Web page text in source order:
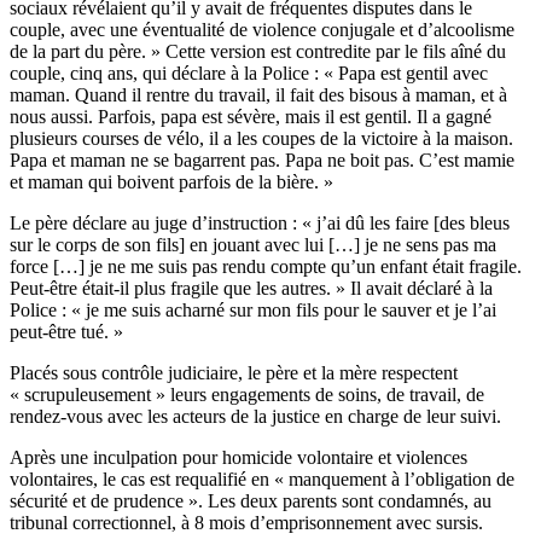
sociaux révélaient qu’il y avait de fréquentes disputes dans le
couple, avec une éventualité de violence conjugale et d’alcoolisme
de la part du père. » Cette version est contredite par le fils aîné du
couple, cinq ans, qui déclare à la Police : « Papa est gentil avec
maman. Quand il rentre du travail, il fait des bisous à maman, et à
nous aussi. Parfois, papa est sévère, mais il est gentil. Il a gagné
plusieurs courses de vélo, il a les coupes de la victoire à la maison.
Papa et maman ne se bagarrent pas. Papa ne boit pas. C’est mamie
et maman qui boivent parfois de la bière. »
Le père déclare au juge d’instruction : « j’ai dû les faire [des bleus
sur le corps de son fils] en jouant avec lui […] je ne sens pas ma
force […] je ne me suis pas rendu compte qu’un enfant était fragile.
Peut-être était-il plus fragile que les autres. » Il avait déclaré à la
Police : « je me suis acharné sur mon fils pour le sauver et je l’ai
peut-être tué. »
Placés sous contrôle judiciaire, le père et la mère respectent
« scrupuleusement » leurs engagements de soins, de travail, de
rendez-vous avec les acteurs de la justice en charge de leur suivi.
Après une inculpation pour homicide volontaire et violences
volontaires, le cas est requalifié en « manquement à l’obligation de
sécurité et de prudence ». Les deux parents sont condamnés, au
tribunal correctionnel, à 8 mois d’emprisonnement avec sursis.